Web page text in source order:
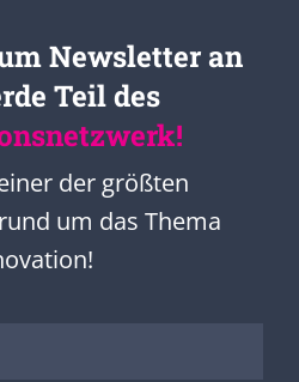
Newsletter an
Teil des
der größten
um das Thema